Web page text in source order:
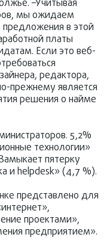
–Учитывая
мы ожидаем
предложения в этой
платы
Если это веб-
редактора,
прежнему является
решения о найме
5,2%
технологии»
пятерку
и helpdesk» (4,7 %).
представлено для
проектами»,
предприятием».